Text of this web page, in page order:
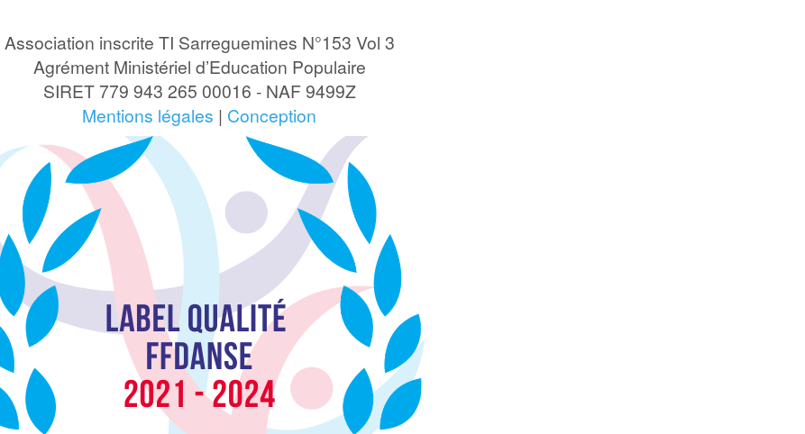
Association inscrite TI Sarreguemines N°153 Vol 3
Agrément Ministériel d’Education Populaire
SIRET 779 943 265 00016 - NAF 9499Z
Mentions légales | Conception